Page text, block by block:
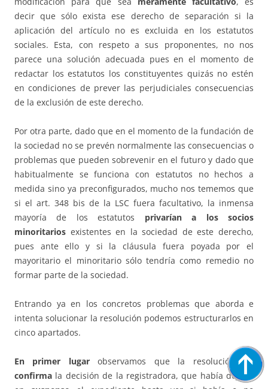
decir que sólo exista ese derecho de separación si la
aplicación del artículo no es excluida en los estatutos
sociales. Esta, con respeto a sus proponentes, no nos
parece una solución adecuada pues en el momento de
redactar los estatutos los constituyentes quizás no estén
en condiciones de prever las perjudiciales consecuencias
de la exclusión de este derecho.
Por otra parte, dado que en el momento de la fundación de
la sociedad no se prevén normalmente las consecuencias o
problemas que pueden sobrevenir en el futuro y dado que
habitualmente se funciona con estatutos no hechos a
medida sino ya preconfigurados, mucho nos tememos que
si el art. 348 bis de la LSC fuera facultativo, la inmensa
mayoría de los estatutos privarían a los socios
minoritarios existentes en la sociedad de este derecho,
pues ante ello y si la cláusula fuera poyada por el
mayoritario el minoritario sólo tendría como remedio no
formar parte de la sociedad.
Entrando ya en los concretos problemas que aborda e
intenta solucionar la resolución podemos estructurarlos en
cinco apartados.
En primer lugarobservamos que la resoluciónno
confirma la decisión de la registradora, que había dejado